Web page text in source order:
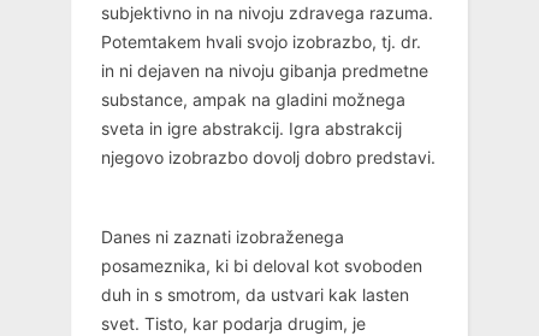
subjektivno in na nivoju zdravega razuma.
Potemtakem hvali svojo izobrazbo, tj. dr.
in ni dejaven na nivoju gibanja predmetne
substance, ampak na gladini možnega
sveta in igre abstrakcij. Igra abstrakcij
njegovo izobrazbo dovolj dobro predstavi.
Danes ni zaznati izobraženega
posameznika, ki bi deloval kot svoboden
duh in s smotrom, da ustvari kak lasten
svet. Tisto, kar podarja drugim, je